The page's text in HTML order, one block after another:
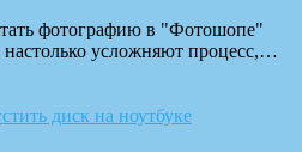
фотографию в "Фотошопе"
усложняют процесс,…
диск на ноутбуке